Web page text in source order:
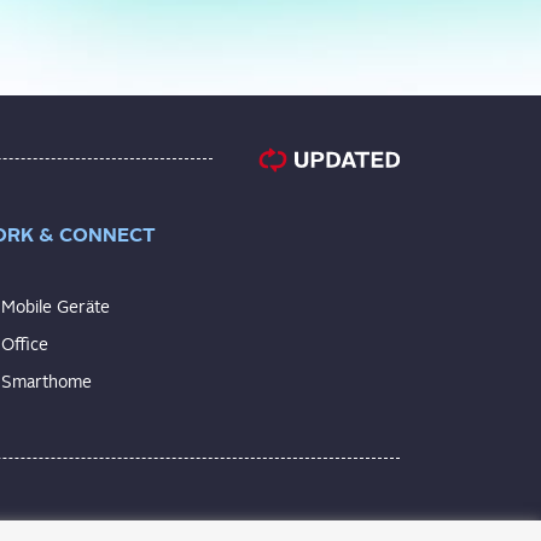
& CONNECT
Mobile Geräte
Office
Smarthome